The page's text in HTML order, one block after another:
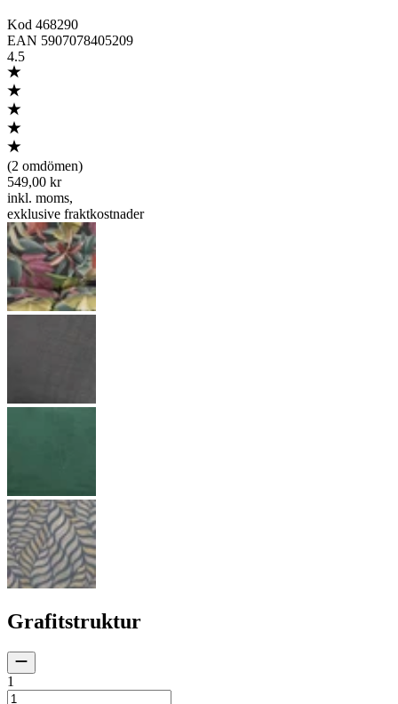
Kod 468290
EAN 5907078405209
4.5
(2 omdömen)
549,00 kr
inkl. moms,
exklusive fraktkostnader
Grafitstruktur
1